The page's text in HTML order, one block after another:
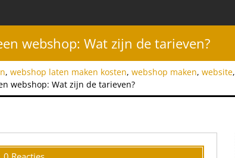
webshop: Wat zijn de tarieven?
, webshop laten maken kosten, webshop maken, website,
webshop: Wat zijn de tarieven?